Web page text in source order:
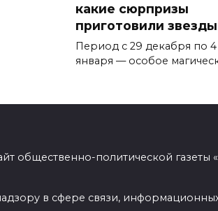
какие сюрпризы
приготовили звезды
Период с 29 декабря по 4
января — особое
общественно-политической газеты
в сфере связи,